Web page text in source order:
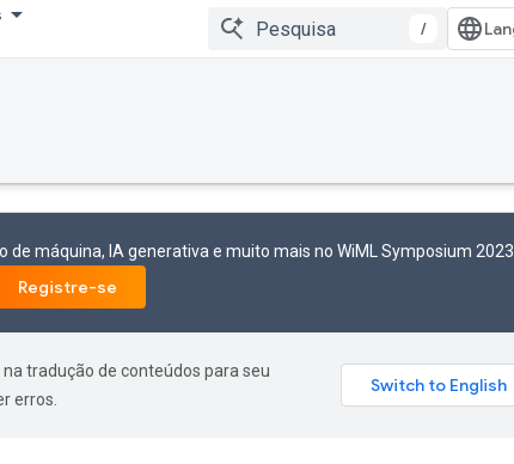
/
máquina, IA generativa e muito mais no WiML Symposium 2023
Registre-se
tradução de conteúdos para seu
erros.